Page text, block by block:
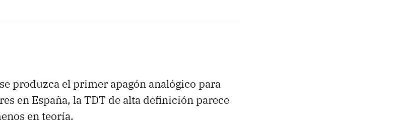
produzca el primer apagón analógico para
en España, laTDT de alta definición parece
en teoría.